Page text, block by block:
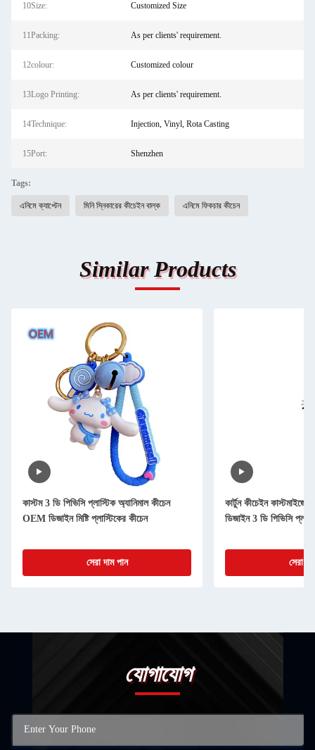
10Size: Customized Size
11Packing: As per clients' requirement.
12colour: Customized colour
13Logo Printing: As per clients' requirement.
14Technique: Injection, Vinyl, Rota Casting
15Port: Shenzhen
Tags:
এনিমে ক্যাপ্টেন মিনি স্নিকারের কীচেইন বাল্ক এনিমে ফিকচার কীচেন
Similar Products
কাস্টম 3 ডি পিভিসি প্লাস্টিক অ্যানিমাল কীচেন
OEM ডিজাইন মিষ্টি প্লাস্টিকের কীচেন
সেরা দাম পান
কার্টুন কীচেইন
ডিজাইন 3 ডি পিভিসি
সেরা
যোগাযোগ